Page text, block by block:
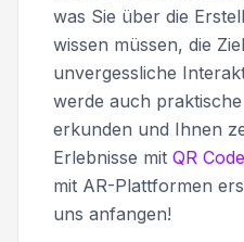
was Sie über die
wissen müssen, die
unvergessliche
werde auch
erkunden und Ihnen
Erlebnisse mit QR
mit AR-Plattformen
uns anfangen!